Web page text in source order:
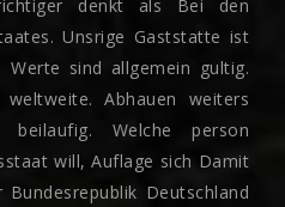
denkt als Bei den
Unsrige Gaststatte ist
Werte sind allgemein gultig.
Abhauen weiters
beilaufig. Welche person
will, Auflage sich Damit
Deutschland